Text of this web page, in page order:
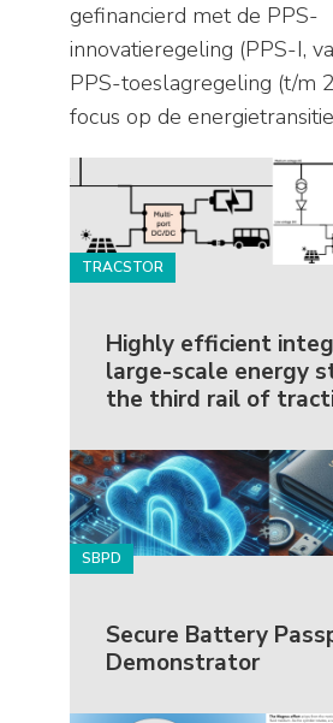
gefinancierd met de PPS-
innovatieregeling (PPS-I,
PPS-toeslagregeling (t/m
focus op de
TRACSTOR
Highly efficient
large-scale energy
the third rail of
SBPD
Secure Battery
Demonstrator